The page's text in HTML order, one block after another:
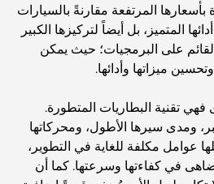
دبي للتسوق والترفيه
في مركز دبي المالي العالمي:
حيوية
العربية المتحدة: دليل شامل
بأسعارها المرتفعة مقارنةً بالسيارات
المتميز، بل أيضاً لتركيزها الكبير
القائم على البرمجيات؛ حيث يمكن
ميزاتها وأدائها.
فهي تقنية البطاريات المتطورة.
ومدى سيرها الأطول، ومحركاتها
عوامل مكلفة للغاية في التطوير،
في كفاءتها وسرعتها. كما أن